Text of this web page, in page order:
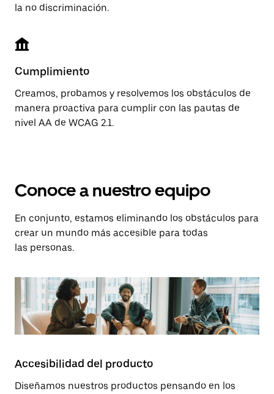
la no discriminación.
Cumplimiento
Creamos, probamos y resolvemos los obstáculos de
manera proactiva para cumplir con las pautas de
nivel AA de WCAG 2.1.
Conoce a nuestro equipo
En conjunto, estamos eliminando los obstáculos para
crear un mundo más accesible para todas
las personas.
Accesibilidad del producto
Diseñamos nuestros productos pensando en los